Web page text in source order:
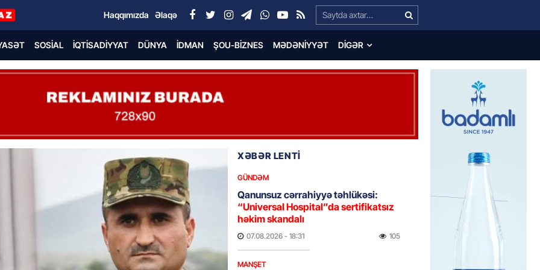
Search…
Haqqımızda Əlaqə
SOSIAL İQTISADIYYAT DÜNYA İDMAN ŞOU-BIZNES MƏDƏNIYYƏT DIGƏR
XƏBƏR LENTİ
GÜNDƏM
Qanunsuz cərrahiyyə təhlükəsi:
“Universal Hospital”da sertifikatsız
həkim skandalı
07.08.2026 - 18:31 105
MANŞET